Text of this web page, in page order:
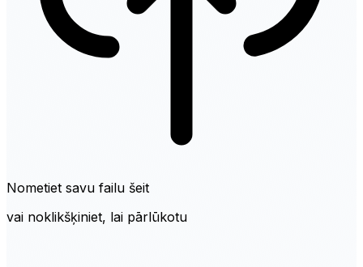
Nometiet savu failu šeit
vai noklikšķiniet, lai pārlūkotu